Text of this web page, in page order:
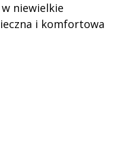
niewielkie
i komfortowa